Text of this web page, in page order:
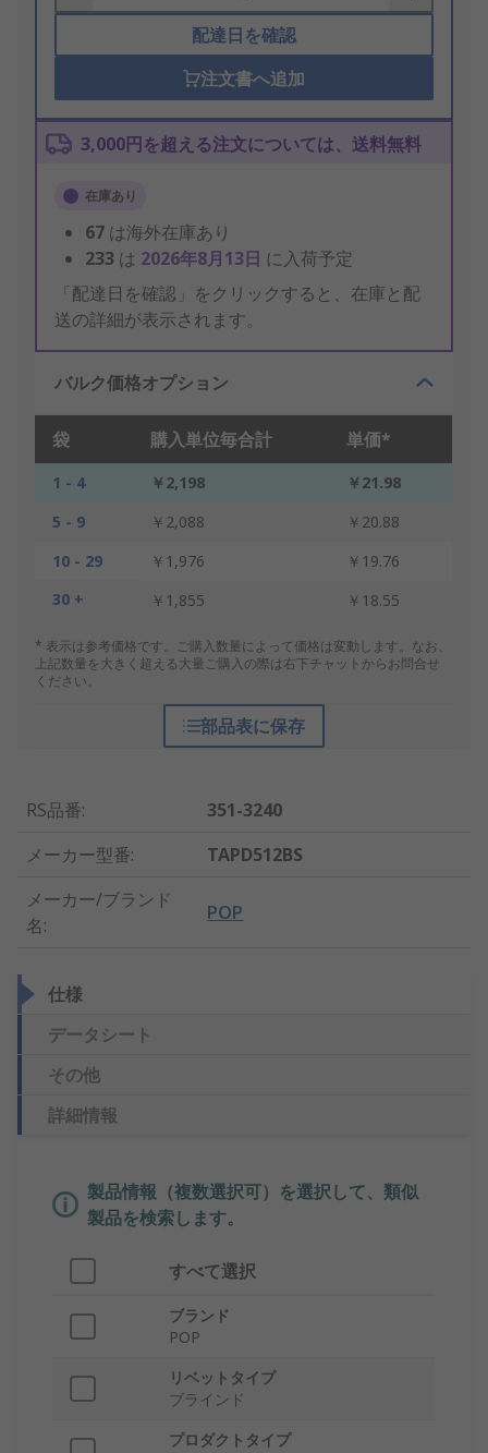
配達日を確認
注文書へ追加
3,000円を超える注文については、送料無料
在庫あり
67 は海外在庫あり
233 は 2026年8月13日 に入荷予定
「配達日を確認」をクリックすると、在庫と配
送の詳細が表示されます。
バルク価格オプション
袋 購入単位毎合計 単価*
1 - 4 ￥2,198
￥21.98
5 - 9
￥2,088
￥20.88
10 - 29
￥1,976
￥19.76
30 +
￥1,855 ￥18.55
* 表示は参考価格です。ご購入数量によって価格は変動します。なお、
上記数量を大きく超える大量ご購入の際は右下チャットからお問合せ
ください。
部品表に保存
RS品番:
351-3240
メーカー型番:
TAPD512BS
メーカー/ブランド
名:
POP
仕様
データシート
その他
詳細情報
製品情報（複数選択可）を選択して、類似
製品を検索します。
すべて選択
ブランド
POP
リベットタイプ
ブラインド
プロダクトタイプ